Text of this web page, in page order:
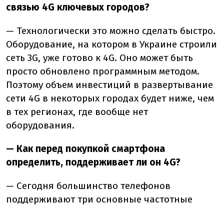
связью 4G ключевых городов?
— Технологически это можно сделать быстро.
Оборудование, на котором в Украине строили
сеть 3G, уже готово к 4G. Оно может быть
просто обновлено программным методом.
Поэтому объем инвестиций в развертывание
сети 4G в некоторых городах будет ниже, чем
в тех регионах, где вообще нет
оборудования.
— Как перед покупкой смартфона
определить, поддерживает ли он 4G?
— Сегодня большинство телефонов
поддерживают три основные частотные